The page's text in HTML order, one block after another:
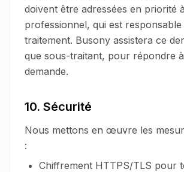
doivent être adressées en priorité
professionnel, qui est responsable
traitement. Busony assistera ce
que sous-traitant, pour répondre
demande.
10. Sécurité
Nous mettons en œuvre les
:
Chiffrement HTTPS/TLS pour